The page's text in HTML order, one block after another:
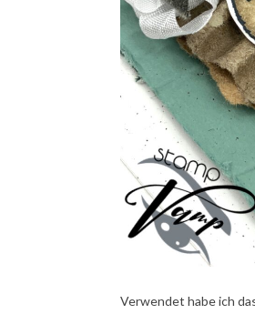
Verwendet habe ich